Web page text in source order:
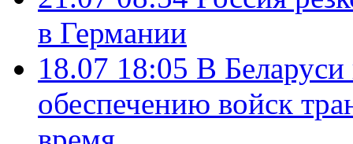
в Германии
18.07 18:05 В
обеспечению войск